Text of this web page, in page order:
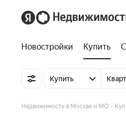
Новостройки Купить
Купить
Недвижимость в Москве и МО